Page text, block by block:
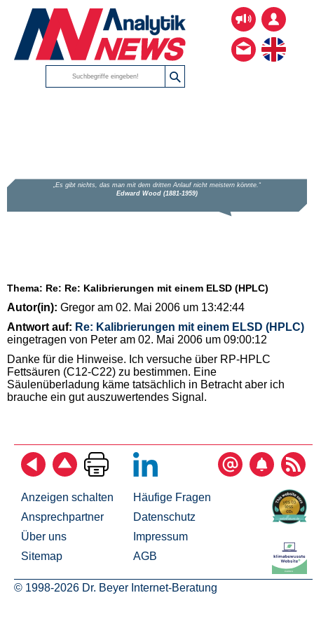
Thema: Re: Re: Kalibrierungen mit einem ELSD (HPLC)
Autor(in): Gregor am 02. Mai 2006 um 13:42:44
Antwort auf: Re: Kalibrierungen mit einem ELSD (HPLC)
eingetragen von Peter am 02. Mai 2006 um 09:00:12
Danke für die Hinweise. Ich versuche über RP-HPLC
Fettsäuren (C12-C22) zu bestimmen. Eine
Säulenüberladung käme tatsächlich in Betracht aber ich
brauche ein gut auszuwertendes Signal.
Anzeigen schalten
Ansprechpartner
Über uns
Sitemap
Häufige Fragen
Datenschutz
Impressum
AGB
© 1998-2026 Dr. Beyer Internet-Beratung